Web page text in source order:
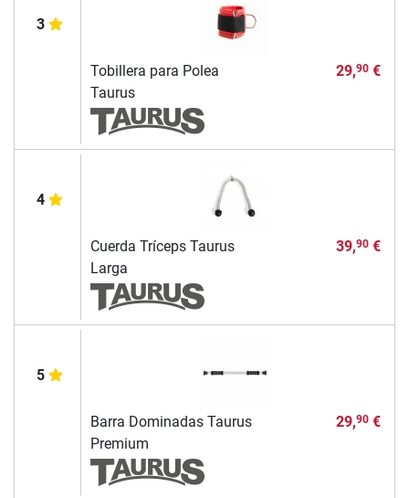
3
Tobillera para Polea
Taurus
29,90€
4
Cuerda Tríceps Taurus
Larga
39,90€
5
Barra Dominadas Taurus
Premium
29,90€